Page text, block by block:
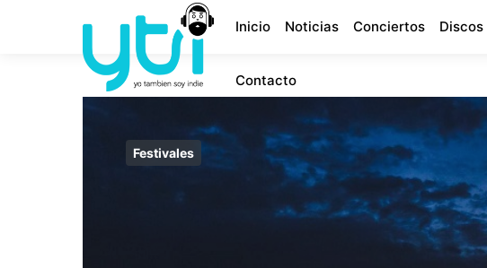
Inicio Noticias Conciertos Discos
Contacto
Festivales